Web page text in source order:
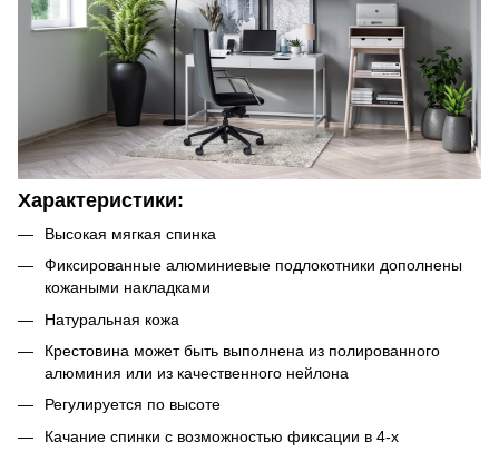
Характеристики:
Высокая мягкая спинка
Фиксированные алюминиевые подлокотники дополнены
кожаными накладками
Натуральная кожа
Крестовина может быть выполнена из полированного
алюминия или из качественного нейлона
Регулируется по высоте
Качание спинки с возможностью фиксации в 4-х